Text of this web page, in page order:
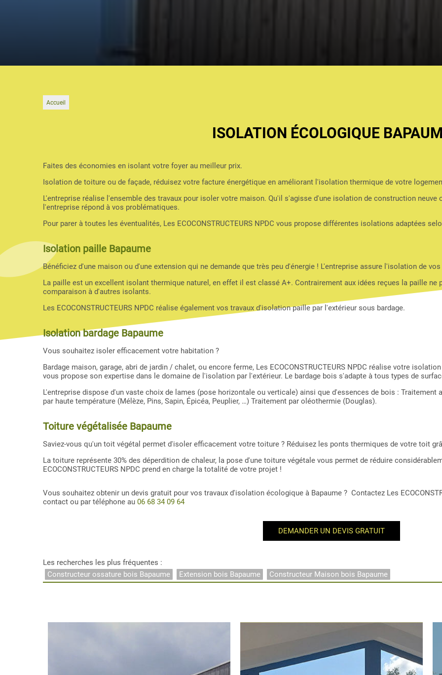
Accueil
ISOLATION ÉCOLOGIQUE
Faites des économies en isolant votre foyer au meilleur prix.
Isolation de toiture ou de façade, réduisez votre facture énergétique en améliorant l'isolation thermique de votre logement
L'entreprise réalise l'ensemble des travaux pour isoler votre maison. Qu'il s'agisse d'une isolation de construction
l'entreprise répond à vos problématiques.
Pour parer à toutes les éventualités, Les ECOCONSTRUCTEURS NPDC vous propose différentes isolations adaptées
Isolation paille Bapaume
Bénéficiez d'une maison ou d'une extension qui ne demande que très peu d'énergie ! L'entreprise assure l'isolation de
La paille est un excellent isolant thermique naturel, en effet il est classé A+. Contrairement aux idées reçues la paille ne
comparaison à d'autres isolants.
Les ECOCONSTRUCTEURS NPDC réalise également vos travaux d'isolation paille par l'extérieur sous bardage.
Isolation bardage Bapaume
Vous souhaitez isoler efficacement votre habitation ?
Bardage maison, garage, abri de jardin / chalet, ou encore ferme, Les ECOCONSTRUCTEURS NPDC réalise votre
vous propose son expertise dans le domaine de l'isolation par l'extérieur. Le bardage bois s'adapte à tous types de
L'entreprise dispose d'un vaste choix de lames (pose horizontale ou verticale) ainsi que d'essences de bois :
par haute température (Mélèze, Pins, Sapin, Épicéa, Peuplier, …) Traitement par oléothermie (Douglas).
Toiture végétalisée Bapaume
Saviez-vous qu'un toit végétal permet d'isoler efficacement votre toiture ? Réduisez les ponts thermiques de votre toit
La toiture représente 30% des déperdition de chaleur, la pose d'une toiture végétale vous permet de réduire
ECOCONSTRUCTEURS NPDC prend en charge la totalité de votre projet !
Vous souhaitez obtenir un devis gratuit pour vos travaux d'isolation écologique à Bapaume ? Contactez Les
contact ou par téléphone au 06 68 34 09 64
DEMANDER UN DEVIS GRATUIT
Les recherches les plus fréquentes :
Constructeur ossature bois Bapaume
Extension bois Bapaume Constructeur Maison bois Bapaume